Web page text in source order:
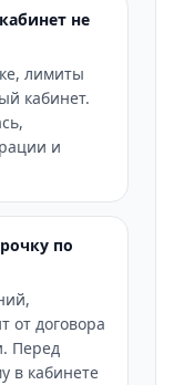
не
лимиты
кабинет.
и
по
от договора
Перед
в кабинете